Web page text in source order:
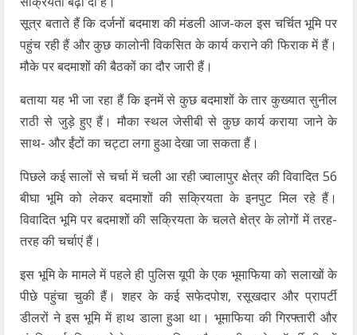
सूत्र बताते हैं कि दर्जनों बदमाश की मंडली आज-कल इस चर्चित भूमि पर
पहुंच रही हैं और कुछ कालोनी विकसित के कार्य कराने की फिराक में हैं।
मौके पर बदमाशों की बैठकों का दौर जारी हैं।
बताया यह भी जा रहा हैं कि इनमें से कुछ बदमाशों के तार कुख्यात सुनील
राठी से जुड़े हुए हैं। मौका स्थल जेसीबी से कुछ कार्य कराया जाने के
साथ- और ईंटों का चट्टा लगा हुआ देखा जा सकता हैं।
पिछले कई सालों से चर्चा में चली आ रही ज्वालापुर क्षेत्र की विवादित 56
बीघा भूमि को लेकर बदमाशों की सक्रियता के इनपुट मिल रहे हैं।
विवादित भूमि पर बदमाशों की सक्रियता के चलते क्षेत्र के लोगों में तरह-
तरह की चर्चाएं हैं।
इस भूमि के मामले में पहले ही पुलिस यूपी के एक भूमाफिया को सलाखों के
पीछे पहुंचा चुकी हैं। शहर के कई सफेदपोश, रसूखदार और प्रापर्टी
डीलरों ने इस भूमि में हाथ डाला हुआ था। भूमाफिया की गिरफ्तारी और